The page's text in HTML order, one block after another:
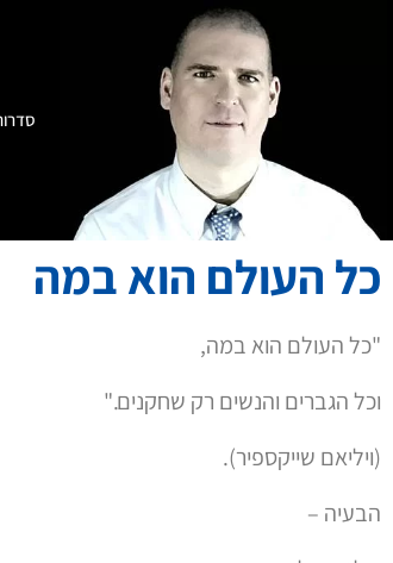
כל העולם הוא במה
"כל העולם הוא במה,
וכל הגברים והנשים רק שחקנים."
(ויליאם שייקספיר).
הבעיה –